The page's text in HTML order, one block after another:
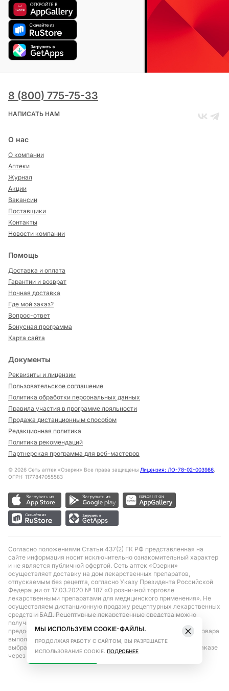
8 (800) 775-75-33
НАПИСАТЬ НАМ
О нас
О компании
Аптеки
Журнал
Акции
Вакансии
Поставщики
Контакты
Новости компании
Помощь
Доставка и оплата
Гарантии и возврат
Ночная доставка
Где мой заказ?
Вопрос-ответ
Бонусная программа
Карта сайта
Документы
Реквизиты и лицензии
Пользовательское соглашение
Политика обработки персональных данных
Правила участия в программе лояльности
Продажа дистанционным способом
Редакционная политика
Политика рекомендаций
Партнерская программа для веб-мастеров
© 2026 Сеть аптек «Озерки» Все права защищены Лицензия: ЛО-78-02-003986,
ОГРН: 1177847055583
Согласно положениями Статьи 437(2) ГК РФ представленная на
сайте информация носит исключительно ознакомительный характер
и не является публичной офертой. Сеть аптек «Озерки»
осуществляет доставку на дом лекарственных препаратов,
отпускаемым без рецепта, согласно Указу Президента Российской
Федерации от 17.03.2020 № 187 «О розничной торговле
лекарственными препаратами для медицинского применения». Не
осуществляем дистанционную продажу рецептурных лекарственных
средств и БАД. Рецептурные лекарственные средства можно
получить только при помощи самовывоза в аптеке при
предоставлении рецепта, выписанного врачом. Бронирование товара
выполняется при условиях последующего выкупа заказа в
выбранном аптечном пункте. Цена действительна только при заказе
через сайт.
МЫ ИСПОЛЬЗУЕМ COOKIE-ФАЙЛЫ.
ПРОДОЛЖАЯ РАБОТУ С САЙТОМ, ВЫ РАЗРЕШАЕТЕ
ИСПОЛЬЗОВАНИЕ COOKIE. ПОДРОБНЕЕ